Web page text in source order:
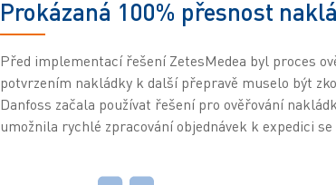
Prokázaná 100% přesnost
Před implementací řešení ZetesMedea byl proces
potvrzením nakládky k další přepravě muselo být
Danfoss začala používat řešení pro ověřování
umožnila rychlé zpracování objednávek k expedici